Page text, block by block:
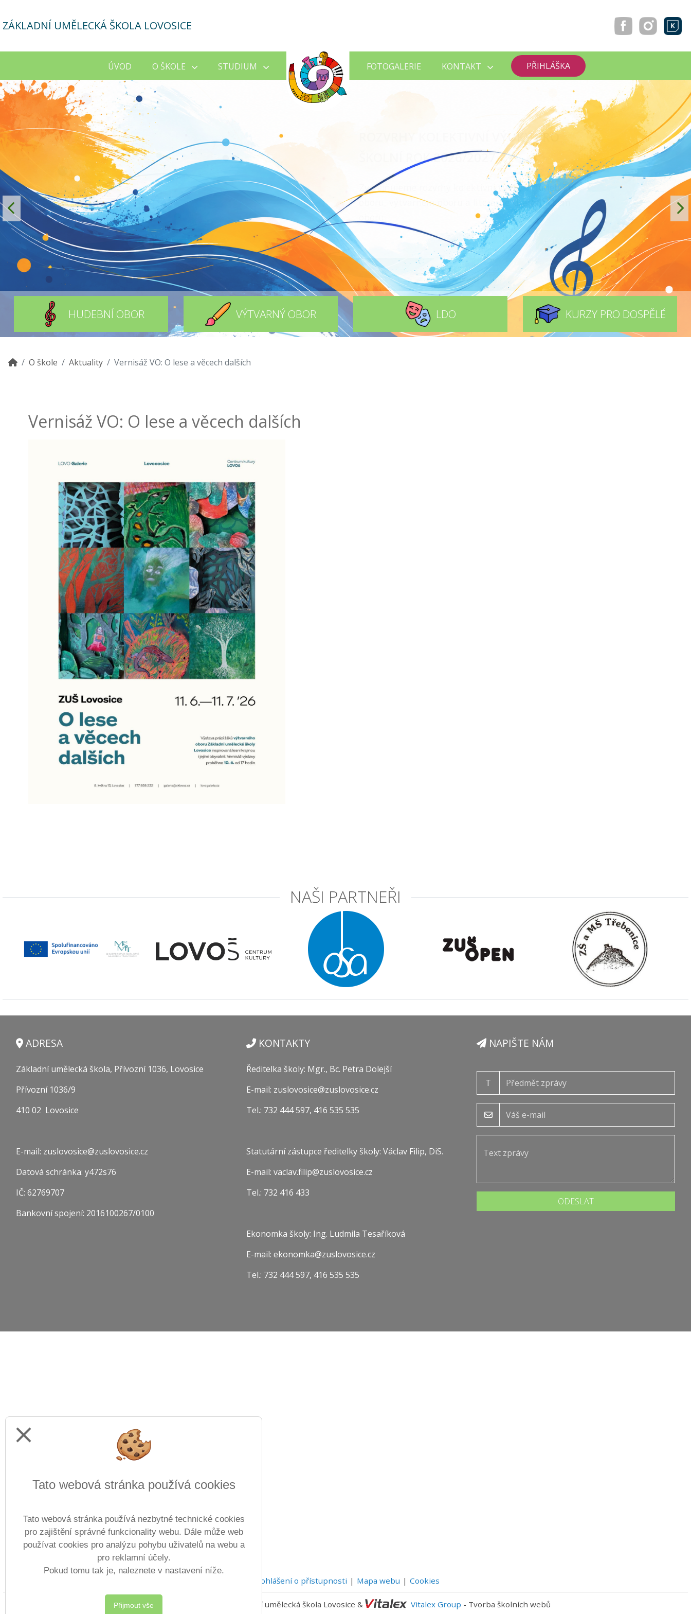
ZÁKLADNÍ UMĚLECKÁ ŠKOLA LOVOSICE
ÚVOD O ŠKOLE STUDIUM FOTOGALERIE KONTAKT PŘIHLÁŠKA
VÝSLEDKY PŘIJÍMACÍCH ZKOUŠEK
2026/2027
Číst více
HUDEBNÍ OBOR VÝTVARNÝ OBOR LDO KURZY PRO DOSPĚLÉ
O škole Aktuality Vernisáž VO: O lese a věcech dalších
Vernisáž VO: O lese a věcech dalších
NAŠI PARTNEŘI
ADRESA
Základní umělecká škola, Přívozní 1036, Lovosice
Přívozní 1036/9
410 02 Lovosice
E-mail: zuslovosice@zuslovosice.cz
Datová schránka: y472s76
IČ: 62769707
Bankovní spojení: 2016100267/0100
KONTAKTY
Ředitelka školy: Mgr., Bc. Petra Dolejší
E-mail: zuslovosice@zuslovosice.cz
Tel.: 732 444 597, 416 535 535
Statutární zástupce ředitelky školy: Václav Filip, DiS.
E-mail: vaclav.filip@zuslovosice.cz
Tel.: 732 416 433
Ekonomka školy: Ing. Ludmila Tesaříková
E-mail: ekonomka@zuslovosice.cz
Tel.: 732 444 597, 416 535 535
NAPIŠTE NÁM
T
ODESLAT
Prohlášení o přístupnosti Mapa webu Cookies
Copyright © 2022 - 2023 Základní umělecká škola Lovosice & Vitalex Group - Tvorba školních webů
close
Tato webová stránka používá cookies
Tato webová stránka používá nezbytné technické cookies
pro zajištění správné funkcionality webu. Dále může web
používat cookies pro analýzu pohybu uživatelů na webu a
pro reklamní účely.
Pokud tomu tak je, naleznete v nastavení níže.
Přijmout vše